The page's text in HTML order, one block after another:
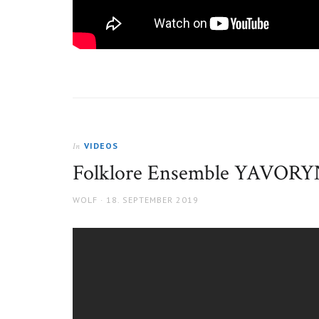
In VIDEOS
Folklore Ensemble
AUTHOR
WOLF
POSTED
18. SEPTEMBER 2019